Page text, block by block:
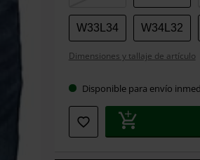
tu
talla
W33L34 W34L32
Dimensiones y tallaje de artículo
Disponible para envío